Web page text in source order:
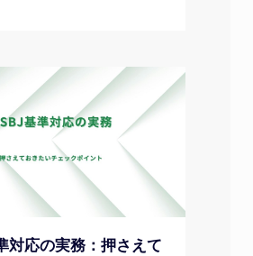
対応の実務：押さえて